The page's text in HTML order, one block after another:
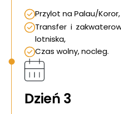
Przylot na Palau/Koror,
Transfer i
lotniska,
Czas wolny, nocleg.
Dzień 3